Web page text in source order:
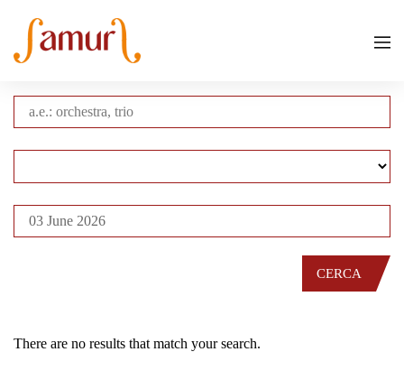
CERCA
There are no results that match your search.